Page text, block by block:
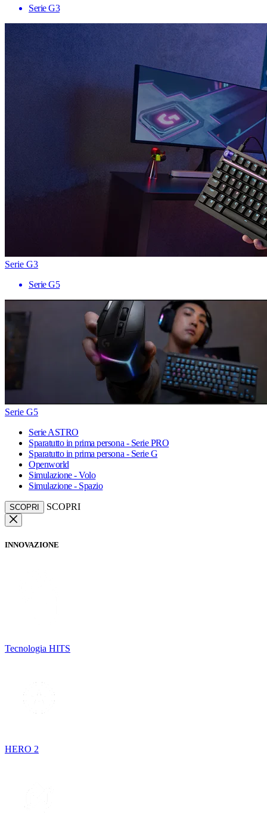
Serie G3
Serie G3
Serie G5
Serie G5
Serie ASTRO
Sparatutto in prima persona - Serie PRO
Sparatutto in prima persona - Serie G
Openworld
Simulazione - Volo
Simulazione - Spazio
SCOPRI SCOPRI
INNOVAZIONE
Tecnologia HITS
HERO 2